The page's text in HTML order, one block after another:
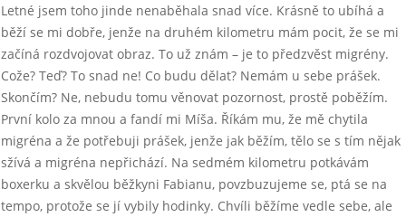
Letné jsem toho jinde nenaběhala snad více. Krásně to ubíhá a
běží se mi dobře, jenže na druhém kilometru mám pocit, že se mi
začíná rozdvojovat obraz. To už znám – je to předzvěst migrény.
Cože? Teď? To snad ne! Co budu dělat? Nemám u sebe prášek.
Skončím? Ne, nebudu tomu věnovat pozornost, prostě poběžím.
První kolo za mnou a fandí mi Míša. Říkám mu, že mě chytila
migréna a že potřebuji prášek, jenže jak běžím, tělo se s tím nějak
sžívá a migréna nepřichází. Na sedmém kilometru potkávám
boxerku a skvělou běžkyni Fabianu, povzbuzujeme se, ptá se na
tempo, protože se jí vybily hodinky. Chvíli běžíme vedle sebe, ale